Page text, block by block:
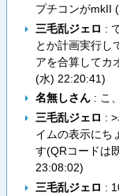
プチコンがmkII (
三毛乱ジェロ :
とか計画実行し
アを合算してカ
(水) 22:20:41)
名無しさん: こ
三毛乱ジェロ :
イムの表示にち
す(QRコードは
23:08:02)
三毛乱ジェロ :